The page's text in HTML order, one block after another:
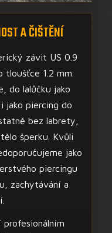
A ČIŠTĚNÍ
závit US 0.9
1.2 mm.
do lalůčku jako
jako piercing do
bez labrety,
šperku. Kvůli
jako
piercingu
zachytávání a
profesionálním